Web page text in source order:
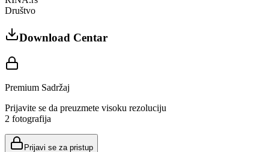
Društvo
Download Centar
Premium Sadržaj
Prijavite se da preuzmete visoku rezoluciju
2 fotografija
Prijavi se za pristup